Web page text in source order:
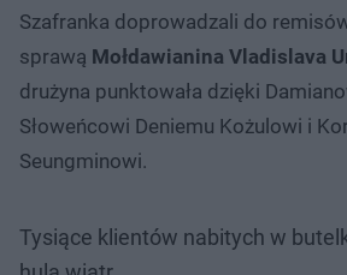
Szafranka doprowadzali do
sprawą Mołdawianina Vladislava
drużyna punktowała dzięki
Słoweńcowi Deniemu Kożulowi i
Seungminowi.
Tysiące klientów nabitych w